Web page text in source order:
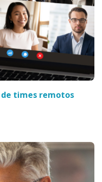
de times remotos